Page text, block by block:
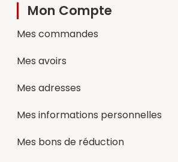
Mon Compte
Mes commandes
Mes avoirs
Mes adresses
Mes informations personnelles
Mes bons de réduction